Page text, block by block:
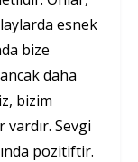
esnek
bize
daha
bizim
vardır. Sevgi
pozitiftir.